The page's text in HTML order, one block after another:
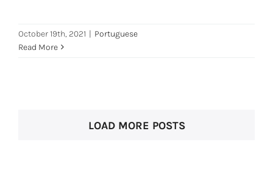
October 19th, 2021 | Portuguese
Read More
LOAD MORE POSTS